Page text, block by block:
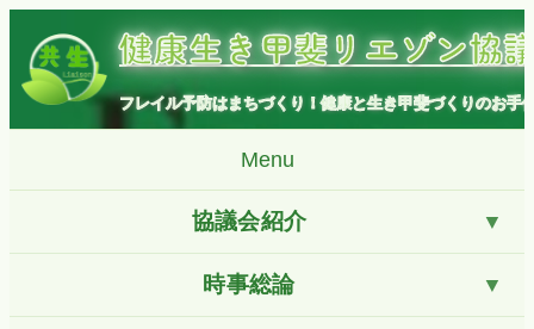
ン
キ
健康生き甲斐リエゾン協
フレイル予防はまちづくり！健康と生き甲斐づくりのお手
Menu
協議会紹介
時事総論